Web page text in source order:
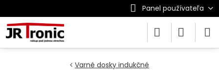
Panel používateľa
Varné dosky indukčné